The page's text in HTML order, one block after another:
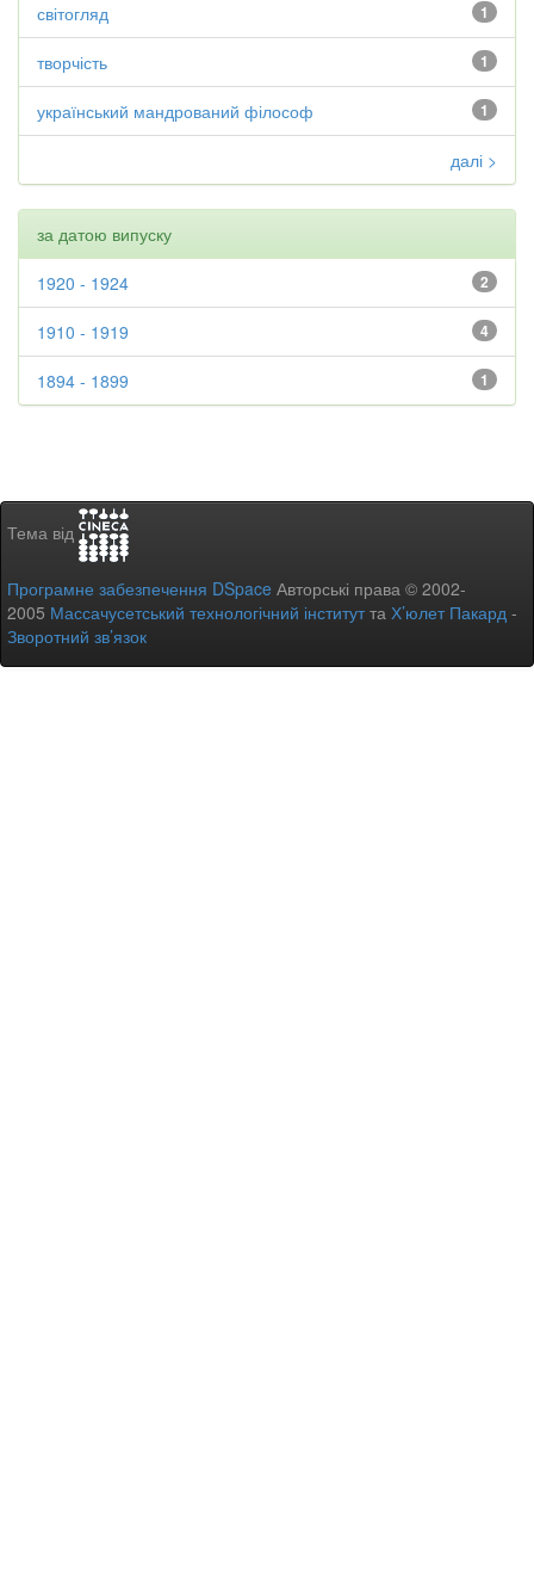
1
світогляд
1
творчість
1
український мандрований філософ
далі >
за датою випуску
2
1920 - 1924
4
1910 - 1919
1
1894 - 1899
Тема від
Програмне забезпечення DSpace Авторські права © 2002-
2005 Массачусетський технологічний інститутта Х’юлет Пакард -
Зворотний зв’язок